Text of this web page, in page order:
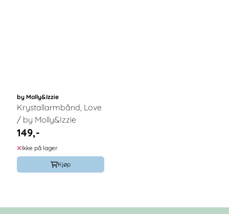
by Molly&Izzie
Krystallarmbånd, Love
/ by Molly&Izzie
149,-
Ikke på lager
Kjøp